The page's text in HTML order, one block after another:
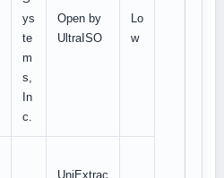
ys
te
m
s,
In
c.
Open by
UltraISO
Lo
w
UniExtrac